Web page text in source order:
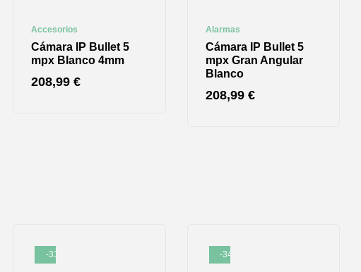
Accesorios
Cámara IP Bullet 5
mpx Blanco 4mm
208,99€
Alarmas
Cámara IP Bullet 5
mpx Gran Angular
Blanco
208,99 €
-31% -34%